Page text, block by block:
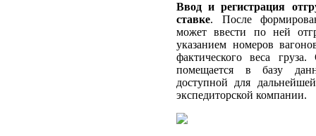
Ввод и регистрация
ставке. После
может ввести по ней
указанием номеров
фактического веса
помещается в базу
доступной для
экспедиторской компании.